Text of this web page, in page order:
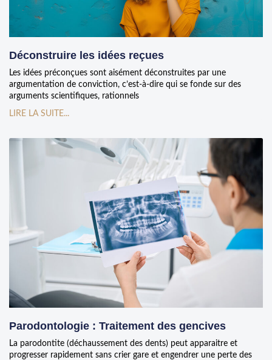
Déconstruire les idées reçues
Les idées préconçues sont aisément déconstruites par une
argumentation de conviction, c’est-à-dire qui se fonde sur des
arguments scientifiques, rationnels
LIRE LA SUITE...
Parodontologie : Traitement des gencives
La parodontite (déchaussement des dents) peut apparaitre et
progresser rapidement sans crier gare et engendrer une perte des